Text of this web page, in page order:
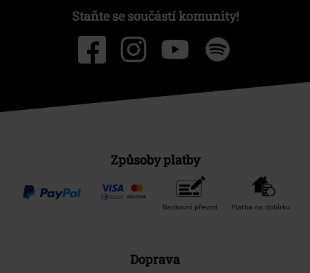
Staňte se součástí komunity!
Způsoby platby
Bankovní převod Platba na dobírku
Doprava